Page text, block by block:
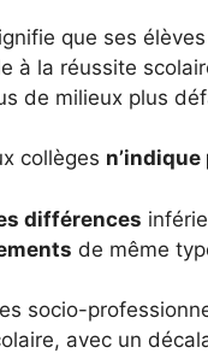
que ses
à la réussite
de milieux plus
collèges
différences
de même
socio-
avec un